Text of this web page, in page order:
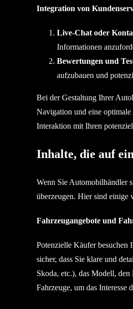
Integration von
Live-Chat oder
Informationen
Bewertungen und
aufzubauen und
Bei der Gestaltung Ihrer
Navigation und eine
Interaktion mit Ihren
Inhalte, die auf
Wenn Sie Automobilhändler
überzeugen. Hier sind einige
Fahrzeugangebote und
Potenzielle Käufer besuchen
sicher, dass Sie klare und
Skoda, etc.), das Modell,
Fahrzeuge, um das Interesse